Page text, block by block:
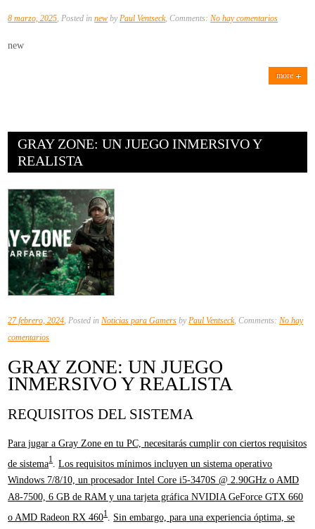
8 marzo, 2025 , Posted innew by Paul Ventseck, Comments: No hay comentariosen
new
more
GRAY ZONE: UN JUEGO INMERSIVO Y
REALISTA
27 febrero, 2024 , Posted in Noticias para Gamers by Paul Ventseck, Comments: No hay
comentariosen
Zone:
Un
Inmersivo
Realista
GRAY ZONE: UN JUEGO
INMERSIVO Y REALISTA
REQUISITOS DEL SISTEMA
Para jugar a Gray Zone en tu PC, necesitarás cumplir con ciertos requisitos
de sistema1.Los requisitos mínimos incluyen un sistema operativo
Windows 7/8/10, un procesador Intel Core i5-3470S @ 2.90GHz o AMD
A8-7500, 6 GB de RAM y una tarjeta gráfica NVIDIA GeForce GTX 660
o AMD Radeon RX 4601. Sin embargo, para una experiencia óptima, se